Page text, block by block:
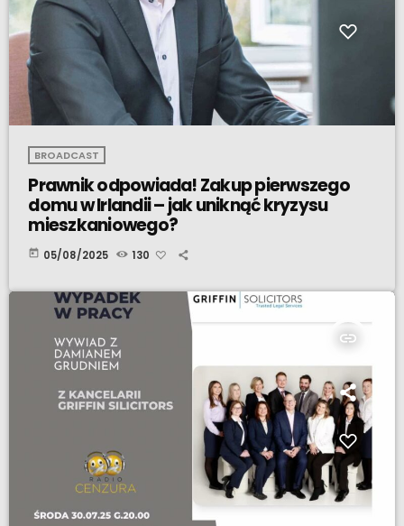
BROADCAST
Prawnik odpowiada! Zakup pierwszego
domu w Irlandii – jak uniknąć kryzysu
mieszkaniowego?
today 05/08/2025 130
insert_link